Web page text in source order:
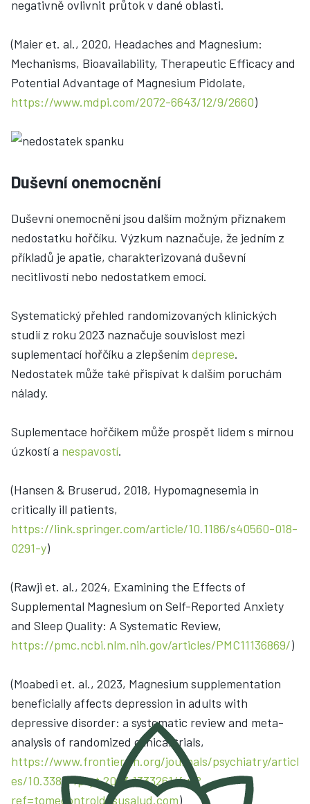
negativně ovlivnit průtok v dané oblasti.
(Maier et. al., 2020, Headaches and Magnesium:
Mechanisms, Bioavailability, Therapeutic Efficacy and
Potential Advantage of Magnesium Pidolate,
https://www.mdpi.com/2072-6643/12/9/2660)
Duševní onemocnění
Duševní onemocnění jsou dalším možným příznakem
nedostatku hořčíku. Výzkum naznačuje, že jedním z
příkladů je apatie, charakterizovaná duševní
necitlivostí nebo nedostatkem emocí.
Systematický přehled randomizovaných klinických
studií z roku 2023 naznačuje souvislost mezi
suplementací hořčíku a zlepšením deprese.
Nedostatek může také přispívat k dalším poruchám
nálady.
Suplementace hořčíkem může prospět lidem s mírnou
úzkostí a nespavostí.
(Hansen & Bruserud, 2018, Hypomagnesemia in
critically ill patients,
https://link.springer.com/article/10.1186/s40560-018-
0291-y)
(Rawji et. al., 2024, Examining the Effects of
Supplemental Magnesium on Self-Reported Anxiety
and Sleep Quality: A Systematic Review,
https://pmc.ncbi.nlm.nih.gov/articles/PMC11136869/)
(Moabedi et. al., 2023, Magnesium supplementation
beneficially affects depression in adults with
depressive disorder: a systematic review and meta-
analysis of randomized clinical trials,
https://www.frontiersin.org/journals/psychiatry/articl
es/10.3389/fpsyt.2023.1333261/full?
ref=tomecontroldesusalud.com)